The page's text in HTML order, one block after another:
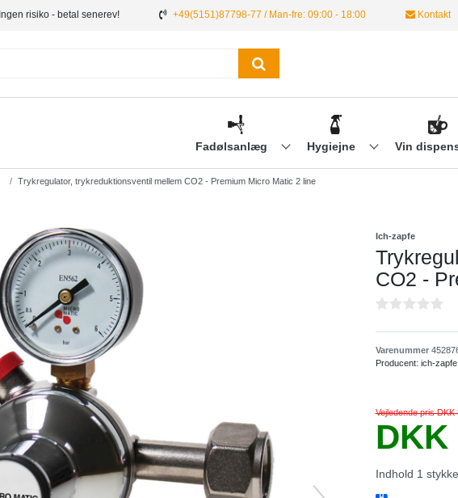
Ingen risiko - betal senerev! +49(5151)87798-77 / Man-fre: 09:00 - 18:00 Kontakt
Fadølsanlæg Hygiejne Vin
Trykregulator, trykreduktionsventil mellem CO2 - Premium Micro Matic 2 line
Ich-zapfe
CO2 -
Varenummer
Producent: ich-zapfe
Vejledende pris DKK
DKK
Indhold 1 stykke